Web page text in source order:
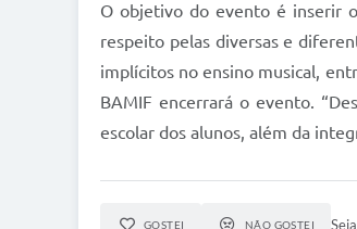
O objetivo do evento é inserir
respeito pelas diversas e
implícitos no ensino musical,
BAMIF encerrará o evento.
escolar dos alunos, além da
GOSTEI NÃO GOSTEI